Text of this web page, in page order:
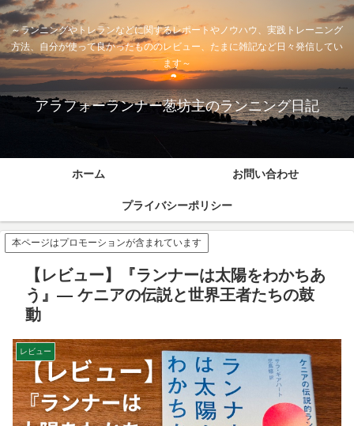
～ランニングやトレランなどに関するレポートやノウハウ、実践トレーニング
方法、自分が使って良かったもののレビュー、たまに雑記など日々発信してい
ます～
アラフォーランナー葱坊主のランニング日記
ホーム お問い合わせ
プライバシーポリシー
本ページはプロモーションが含まれています
【レビュー】『ランナーは太陽をわかちあ
う』― ケニアの伝説と世界王者たちの鼓
動
レビュー